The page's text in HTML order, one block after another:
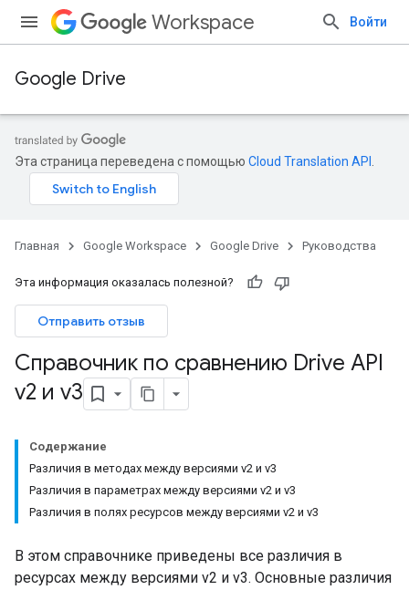
Workspace Войти
Google Drive
Эта страница переведена с помощью Cloud Translation API
Главная Google Workspace Google Drive Руководства
Эта информация оказалась полезной?
Отправить отзыв
Справочник по сравнению Drive API
v2 и v3
Содержание
Различия в методах между версиями v2 и v3
Различия в параметрах между версиями v2 и v3
Различия в полях ресурсов между версиями v2 и v3
В этом справочнике приведены все различия в
ресурсах между версиями v2 и v3. Основные различия